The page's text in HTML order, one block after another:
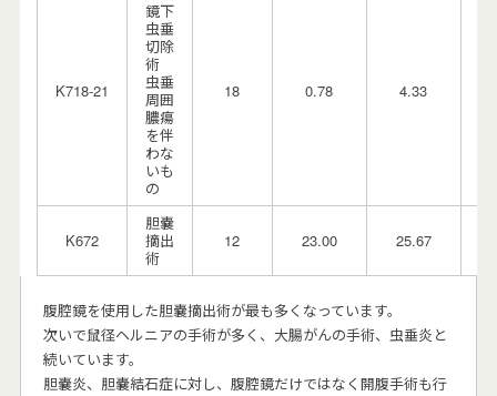
K718-21
鏡下
虫垂
切除
術
虫垂
周囲
膿瘍
を伴
わな
いも
の
18 0.78 4.33
K672
胆嚢
摘出
術
12 23.00 25.67
腹腔鏡を使用した胆嚢摘出術が最も多くなっています。
次いで鼠径ヘルニアの手術が多く、大腸がんの手術、虫垂炎と
続いています。
胆嚢炎、胆嚢結石症に対し、腹腔鏡だけではなく開腹手術も行